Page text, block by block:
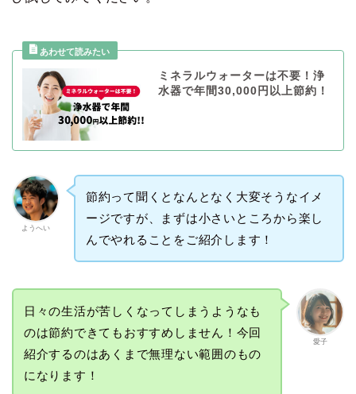
ミネラルウォーターは不要！浄
水器で年間30,000円以上節約！
ようへい
節約って聞くとなんとなく大変そうなイメ
ージですが、まずは小さいところから楽し
んでやれることをご紹介します！
愛子
日々の生活が苦しくなってしまうようなも
のは節約できてもおすすめしません！今回
紹介するのはあくまで無理ない範囲のもの
になります！